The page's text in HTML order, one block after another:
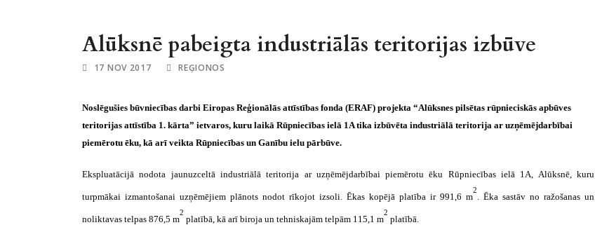
Alūksnē pabeigta industriālās teritorijas izbūve
17 NOV 2017 REĢIONOS
Noslēgušies būvniecības darbi Eiropas Reģionālās attīstības fonda (ERAF) projekta “Alūksnes pilsētas rūpnieciskās apbūves
teritorijas attīstība 1. kārta” ietvaros, kuru laikā Rūpniecības ielā 1A tika izbūvēta industriālā teritorija ar uzņēmējdarbībai
piemērotu ēku, kā arī veikta Rūpniecības un Ganību ielu pārbūve.
Ekspluatācijā nodota jaunuzceltā industriālā teritorija ar uzņēmējdarbībai piemērotu ēku Rūpniecības ielā 1A, Alūksnē, kuru
turpmākai izmantošanai uzņēmējiem plānots nodot rīkojot izsoli. Ēkas kopējā platība ir 991,6 m
2
. Ēka sastāv no ražošanas un
noliktavas telpas 876,5 m
2
platībā, kā arī biroja un tehniskajām telpām 115,1 m
2
platībā.